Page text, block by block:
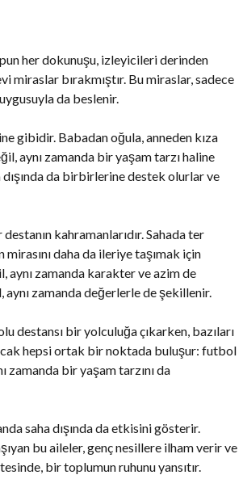
her dokunuşu, izleyicileri derinden
miraslar bırakmıştır. Bu miraslar, sadece
da beslenir.
gibidir. Babadan oğula, anneden kıza
aynı zamanda bir yaşam tarzı haline
dışında da birbirlerine destek olurlar ve
kahramanlarıdır. Sahada ter
daha da ileriye taşımak için
aynı zamanda karakter ve azim de
zamanda değerlerle de şekillenir.
destansı bir yolculuğa çıkarken, bazıları
hepsi ortak bir noktada buluşur: futbol
zamanda bir yaşam tarzını da
saha dışında da etkisini gösterir.
bu aileler, genç nesillere ilham verir ve
bir toplumun ruhunu yansıtır.